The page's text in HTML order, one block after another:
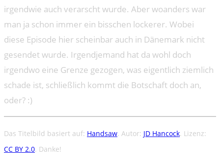
irgendwie auch verarscht wurde. Aber woanders war
man ja schon immer ein bisschen lockerer. Wobei
diese Episode hier scheinbar auch in Dänemark nicht
gesendet wurde. Irgendjemand hat da wohl doch
irgendwo eine Grenze gezogen, was eigentlich ziemlich
schade ist, schließlich kommt die Botschaft doch an,
oder? :)
Das Titelbild basiert auf: Handsaw. Autor: JD Hancock. Lizenz:
CC BY 2.0. Danke!